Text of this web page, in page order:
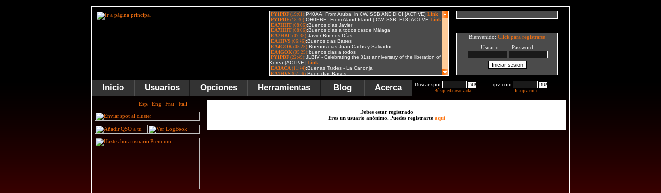
Bienvenido: Click para registrarse
Usuario Password
Inicio Usuarios Opciones Herramientas Blog Acerca Buscar spot
Búsqueda avanzada
qrz.com
Ir a qrz.com
Debes estar registrado
Eres un usuario anónimo. Puedes registrarte aquí